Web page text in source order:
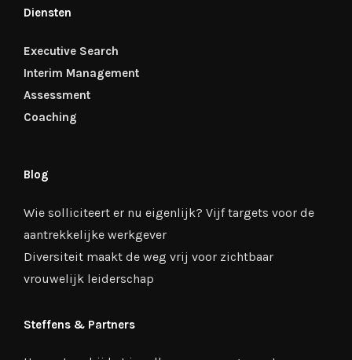
Diensten
Executive Search
Interim Management
Assessment
Coaching
Blog
Wie solliciteert er nu eigenlijk? Vijf targets voor de
aantrekkelijke werkgever
Diversiteit maakt de weg vrij voor zichtbaar
vrouwelijk leiderschap
Steffens & Partners